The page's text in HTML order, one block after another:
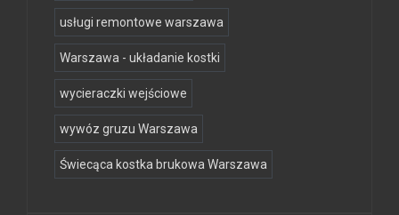
usługi remontowe warszawa
Warszawa - układanie kostki
wycieraczki wejściowe
wywóz gruzu Warszawa
Świecąca kostka brukowa Warszawa